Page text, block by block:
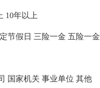
10年以上
节假日 三险一金 五险一金
国家机关 事业单位 其他